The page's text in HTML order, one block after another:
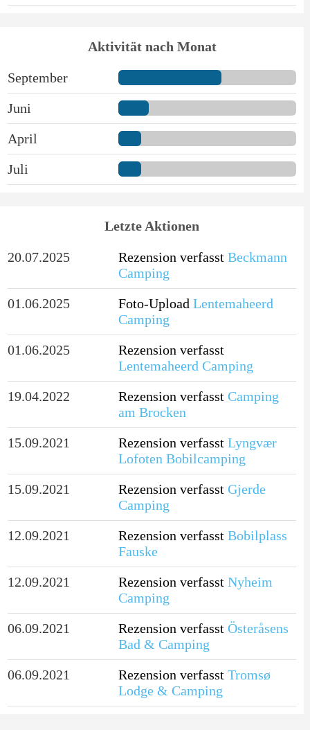
Aktivität nach Monat
September
Juni
April
Juli
Letzte Aktionen
20.07.2025 Rezension verfasst Beckmann
Camping
01.06.2025
Foto-Upload Lentemaheerd
Camping
01.06.2025
Rezension verfasst
Lentemaheerd Camping
19.04.2022
Rezension verfasst Camping
am Brocken
15.09.2021
Rezension verfasst Lyngvær
Lofoten Bobilcamping
15.09.2021
Rezension verfasst Gjerde
Camping
12.09.2021
Rezension verfasst Bobilplass
Fauske
12.09.2021
Rezension verfasst Nyheim
Camping
06.09.2021
Rezension verfasst Österåsens
Bad & Camping
06.09.2021
Rezension verfasst Tromsø
Lodge & Camping